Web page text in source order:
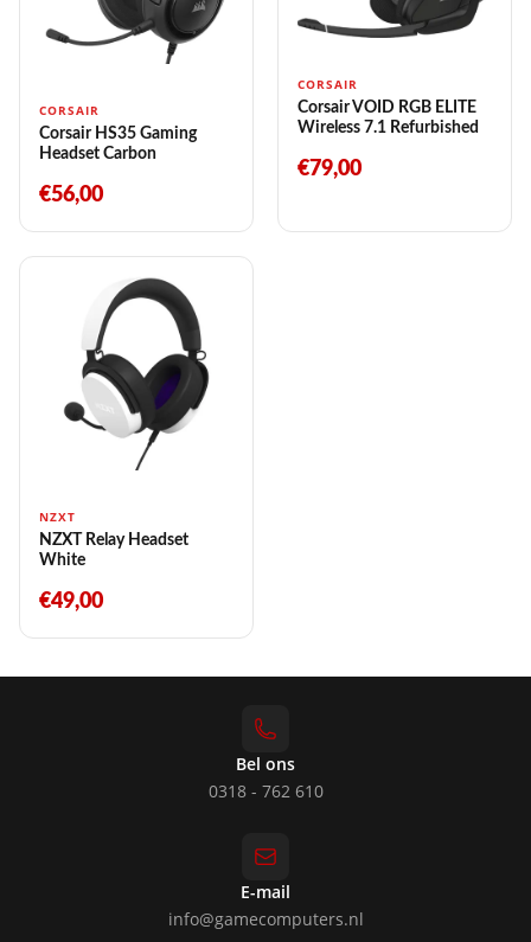
CORSAIR
Corsair HS35 Gaming
Headset Carbon
€56,00
CORSAIR
Corsair VOID RGB ELITE
Wireless 7.1 Refurbished
€79,00
NZXT
NZXT Relay Headset
White
€49,00
Bel ons
0318 - 762 610
E-mail
info@gamecomputers.nl